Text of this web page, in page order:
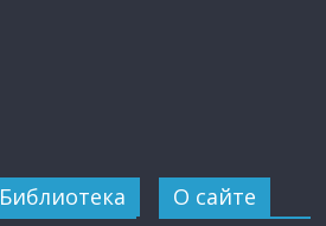
Библиотека О сайте